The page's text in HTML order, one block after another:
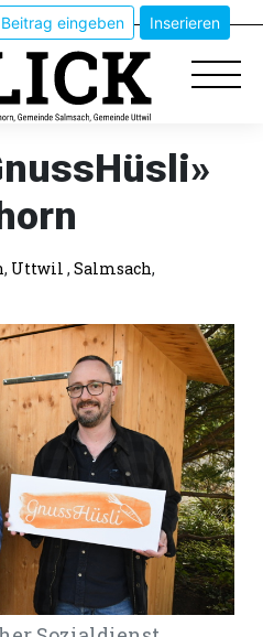
Beitrag eingeben Inserieren
, Uttwil,Salmsach,